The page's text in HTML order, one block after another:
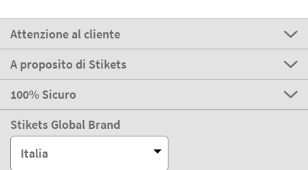
Attenzione al cliente
A proposito di Stikets
100% Sicuro
Stikets Global Brand
Italia